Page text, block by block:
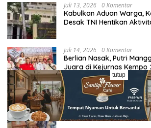
Juli 13, 2026 0 Komentar
Kabulkan Aduan Warga,
Desak TNI Hentikan
Juli 14, 2026 0 Komentar
Berlian Nasak, Putri
Juara di Kejurnas Kempo
Juli 16, 2026 0 Komentar
Inovasi Tanpa Henti,
Bapenda Manggarai
Digital
tutup